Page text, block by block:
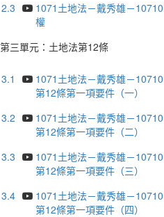
2.3
1071土地法－戴秀雄－
權
第三單元：土地法第12條
3.1
1071土地法－戴秀雄－
第12條第一項要件（一）
3.2
1071土地法－戴秀雄－
第12條第一項要件（二）
3.3
1071土地法－戴秀雄－
第12條第一項要件（三）
3.4
1071土地法－戴秀雄－
第12條第一項要件（四）